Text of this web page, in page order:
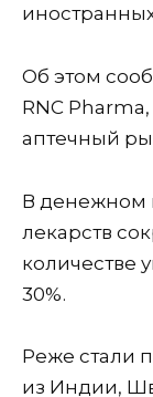
Об этом
RNC
аптечный
В денежном
лекарств
количестве
30%.
Реже стали
из Индии,